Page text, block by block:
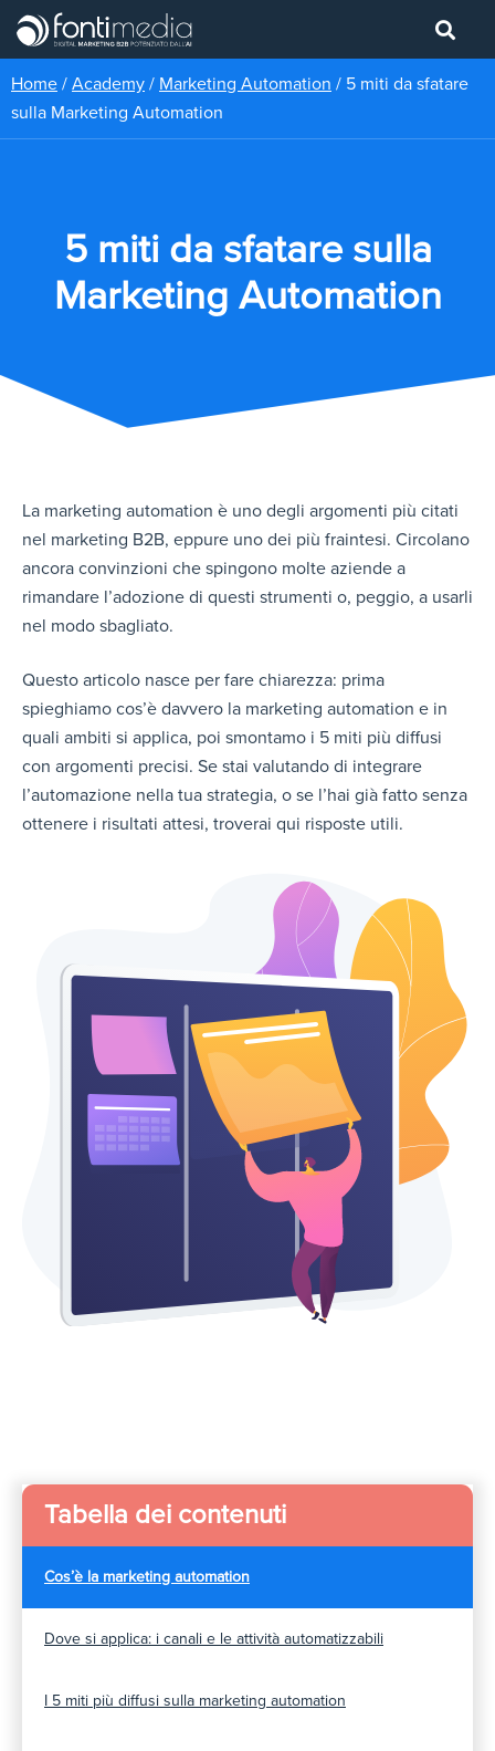
Home / Academy / Marketing Automation / 5 miti da sfatare
sulla Marketing Automation
5 miti da sfatare sulla
Marketing Automation
La marketing automation è uno degli argomenti più citati
nel marketing B2B, eppure uno dei più fraintesi. Circolano
ancora convinzioni che spingono molte aziende a
rimandare l’adozione di questi strumenti o, peggio, a usarli
nel modo sbagliato.
Questo articolo nasce per fare chiarezza: prima
spieghiamo cos’è davvero la marketing automation e in
quali ambiti si applica, poi smontamo i 5 miti più diffusi
con argomenti precisi. Se stai valutando di integrare
l’automazione nella tua strategia, o se l’hai già fatto senza
ottenere i risultati attesi, troverai qui risposte utili.
Tabella dei contenuti
Cos’è la marketing automation
Dove si applica: i canali e le attività automatizzabili
I 5 miti più diffusi sulla marketing automation